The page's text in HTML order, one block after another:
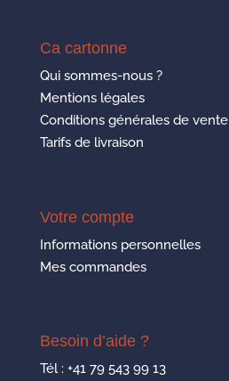
Ca cartonne
Qui sommes-nous ?
Mentions légales
Conditions générales de vente
Tarifs de livraison
Votre compte
Informations personnelles
Mes commandes
Besoin d’aide ?
Tél : +41 79 543 99 13